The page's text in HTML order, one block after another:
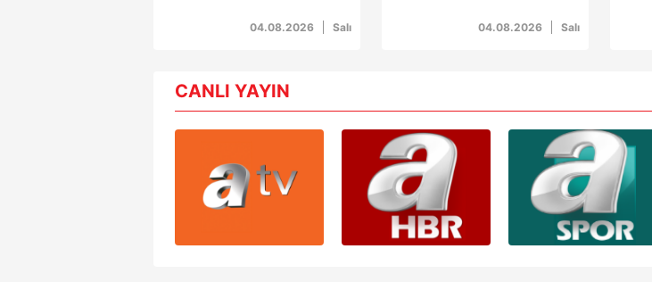
6698 sayılı Kişisel Verilerin Korunması Kanunu uyarınca
04.08.2026 Salı 04.08.2026 Salı
CANLI YAYIN